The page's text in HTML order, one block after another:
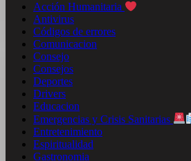
Acción Humanitaria
Antivirus
Códigos de errores
Comunicacion
Consejo
Consejos
Deportes
Drivers
Educacion
Emergencias y Crisis Sanitarias
Entretenimiento
Espiritualidad
Gastronomia